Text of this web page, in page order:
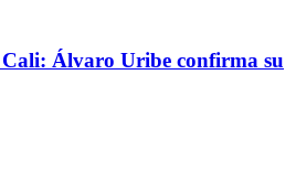
Álvaro Uribe confirma su